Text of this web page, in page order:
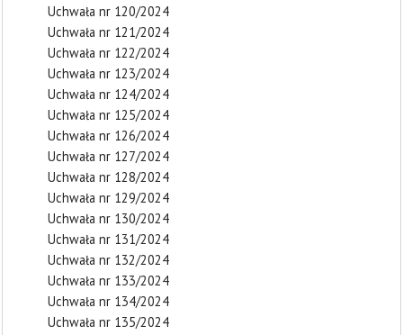
Uchwała nr 120/2024
Uchwała nr 121/2024
Uchwała nr 122/2024
Uchwała nr 123/2024
Uchwała nr 124/2024
Uchwała nr 125/2024
Uchwała nr 126/2024
Uchwała nr 127/2024
Uchwała nr 128/2024
Uchwała nr 129/2024
Uchwała nr 130/2024
Uchwała nr 131/2024
Uchwała nr 132/2024
Uchwała nr 133/2024
Uchwała nr 134/2024
Uchwała nr 135/2024